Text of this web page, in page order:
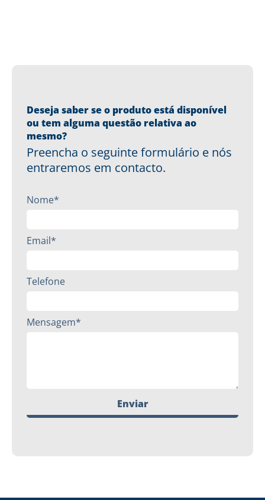
Deseja saber se o produto está disponível
ou tem alguma questão relativa ao
mesmo?
Preencha o seguinte formulário e nós
entraremos em contacto.
Nome*
Email*
Telefone
Mensagem*
Enviar